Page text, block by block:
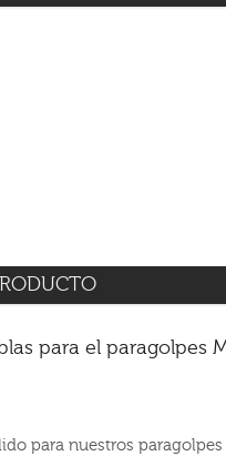
para el paragolpes
para nuestros paragolpes